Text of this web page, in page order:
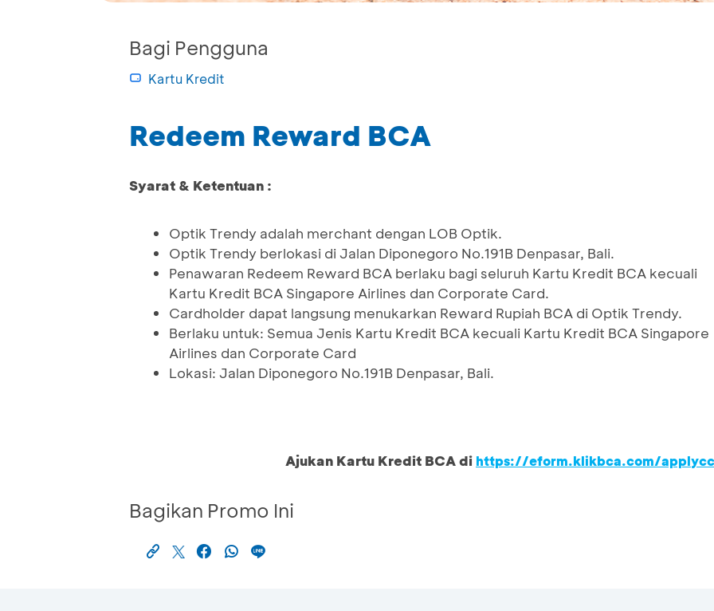
Bagi Pengguna
Kartu Kredit
Redeem Reward BCA
Syarat & Ketentuan :
Optik Trendy adalah merchant dengan LOB Optik.
Optik Trendy berlokasi di Jalan Diponegoro No.191B Denpasar, Bali.
Penawaran Redeem Reward BCA berlaku bagi seluruh Kartu Kredit BCA kecuali
Kartu Kredit BCA Singapore Airlines dan Corporate Card.
Cardholder dapat langsung menukarkan Reward Rupiah BCA di Optik Trendy.
Berlaku untuk: Semua Jenis Kartu Kredit BCA kecuali Kartu Kredit BCA Singapore
Airlines dan Corporate Card
Lokasi: Jalan Diponegoro No.191B Denpasar, Bali.
Ajukan Kartu Kredit BCA di https://eform.klikbca.com/
Bagikan Promo Ini